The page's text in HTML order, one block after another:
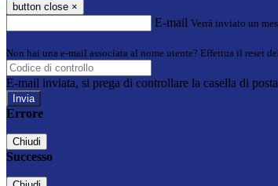
button close ×
E-mail Verrà inviato un
Non hai una e-mail associata al nome utente? Effettua il reset
E-mail inviata, si prega di controllare la casella di
Errore
Chiudi
Successo